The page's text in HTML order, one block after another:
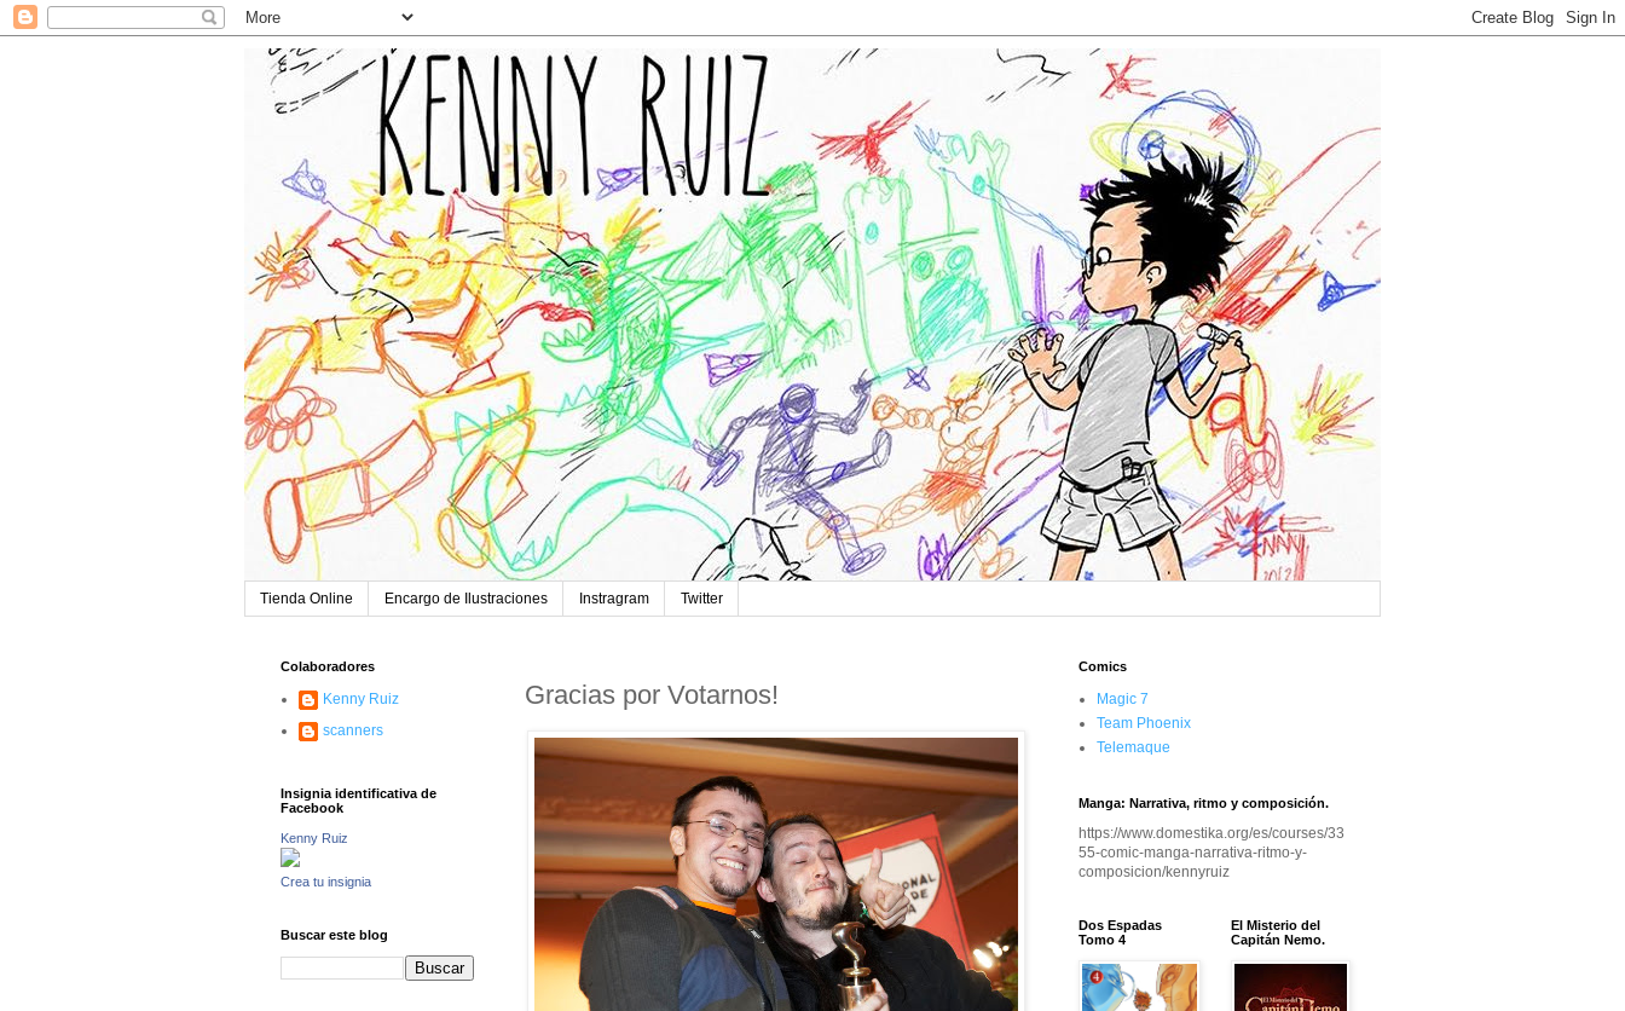
Tienda Online Encargo de Ilustraciones Instragram Twitter
Gracias por Votarnos!
Colaboradores
Kenny Ruiz
scanners
Insignia identificativa de
Facebook
Kenny Ruiz
Crea tu insignia
Buscar este blog
Comics
Magic 7
Team Phoenix
Telemaque
Manga: Narrativa, ritmo y composición.
https://www.domestika.org/es/courses/33
55-comic-manga-narrativa-ritmo-y-
composicion/kennyruiz
Dos Espadas
Tomo 4
El Misterio del
Capitán Nemo.